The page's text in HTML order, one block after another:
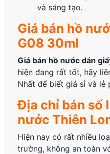
và sáng tạo.
Giá bán hồ
G08 30ml
Giá bán hồ nước dán
hiện đang rất tốt, hãy
Nhất để biết giá sỉ và lẻ
Địa chỉ bán số
nước Thiên
Hiện nay có rất nhiều
trường, không an toàn